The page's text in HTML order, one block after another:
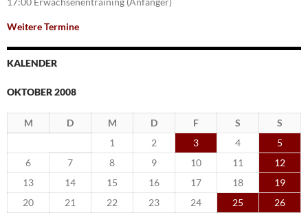
Weitere Termine
KALENDER
OKTOBER 2008
M D M D F S
S
1
2 3 4
5
6
7 8 9 10 11
12
13
14 15 16 17 18
19
20
21 22 23 24 25
26